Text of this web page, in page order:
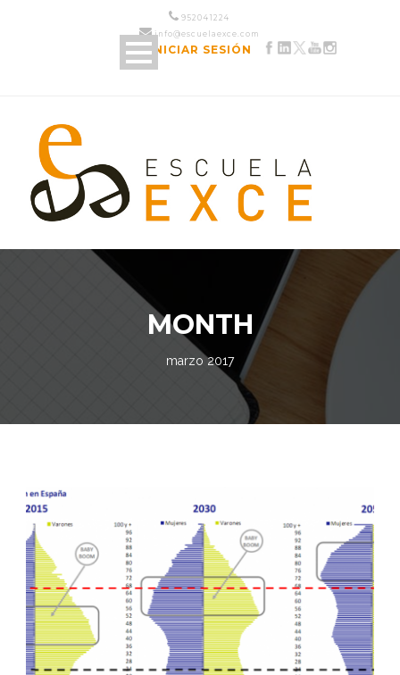
952 04 12 24
info@escuelaexce.com
INICIAR SESIÓN
MONTH
marzo 2017